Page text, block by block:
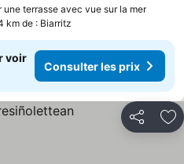
terrasse avec vue sur la mer
km de : Biarritz
voir
Consulter les prix
Partager